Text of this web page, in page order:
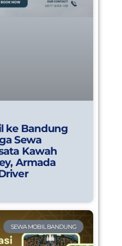
ke Bandung
Sewa
Kawah
Armada
SEWA MOBIL BANDUNG